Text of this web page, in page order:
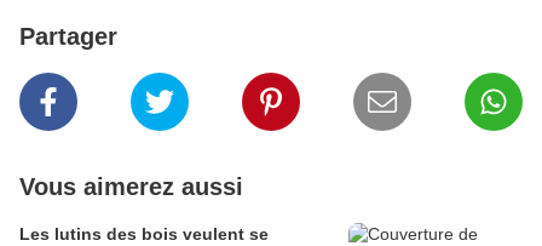
Partager
Vous aimerez aussi
Les lutins des bois veulent se